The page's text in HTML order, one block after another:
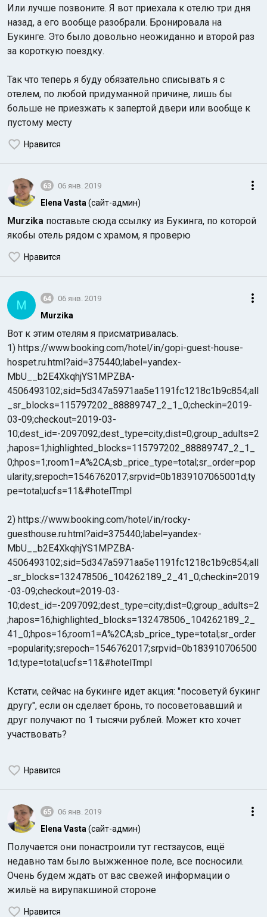
Или лучше позвоните. Я вот приехала к отелю три дня
назад, а его вообще разобрали. Бронировала на
Букинге. Это было довольно неожиданно и второй раз
за короткую поездку.
Так что теперь я буду обязательно списывать я с
отелем, по любой придуманной причине, лишь бы
больше не приезжать к запертой двери или вообще к
пустому месту
Нравится
63 06 янв. 2019
Elena Vasta (сайт-админ)
Murzika поставьте сюда ссылку из Букинга, по которой
якобы отель рядом с храмом, я проверю
Нравится
M 64 06 янв. 2019
Murzika
Вот к этим отелям я присматривалась.
1) https://www.booking.com/hotel/in/gopi-guest-house-
hospet.ru.html?aid=375440;label=yandex-
MbU__b2E4XkqhjYS1MPZBA-
4506493102;sid=5d347a5971aa5e1191fc1218c1b9c854;all
_sr_blocks=115797202_88889747_2_1_0;checkin=2019-
03-09;checkout=2019-03-
10;dest_id=-2097092;dest_type=city;dist=0;group_adults=2
;hapos=1;highlighted_blocks=115797202_88889747_2_1_
0;hpos=1;room1=A%2CA;sb_price_type=total;sr_order=pop
ularity;srepoch=1546762017;srpvid=0b1839107065001d;ty
pe=total;ucfs=11&#hotelTmpl
2) https://www.booking.com/hotel/in/rocky-
guesthouse.ru.html?aid=375440;label=yandex-
MbU__b2E4XkqhjYS1MPZBA-
4506493102;sid=5d347a5971aa5e1191fc1218c1b9c854;all
_sr_blocks=132478506_104262189_2_41_0;checkin=2019
-03-09;checkout=2019-03-
10;dest_id=-2097092;dest_type=city;dist=0;group_adults=2
;hapos=16;highlighted_blocks=132478506_104262189_2_
41_0;hpos=16;room1=A%2CA;sb_price_type=total;sr_order
=popularity;srepoch=1546762017;srpvid=0b183910706500
1d;type=total;ucfs=11&#hotelTmpl
Кстати, сейчас на букинге идет акция: "посоветуй букинг
другу", если он сделает бронь, то посоветовавший и
друг получают по 1 тысячи рублей. Может кто хочет
участвовать?
Нравится
65 06 янв. 2019
Elena Vasta (сайт-админ)
Получается они понастроили тут гестзаусов, ещё
недавно там было выжженное поле, все посносили.
Очень будем ждать от вас свежей информации о
жильё на вирупакшиной стороне
Нравится